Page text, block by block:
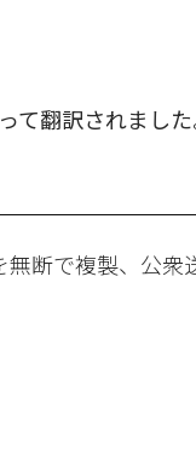
て翻訳されました
断で複製、公衆